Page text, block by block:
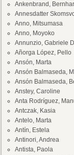
Ankenbrand,
Annesdatter
Anno, Mitsumasa
Anno, Moyoko
Annunzio, Gabriele
Añorga López, Pello
Ansón, Marta
Ansón Balmaseda,
Ansón Balmaseda,
Anstey, Caroline
Anta Rodríguez,
Antczak, Kasia
Antelo, Marta
Antín, Estela
Antinori, Andrea
Antista, Paola